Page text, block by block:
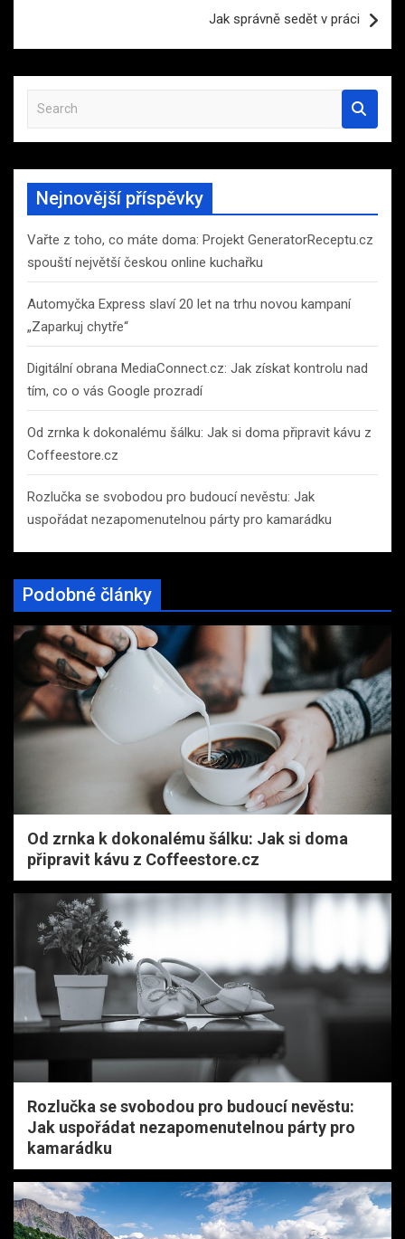
Jak správně sedět v práci
a
r
h
Nejnovější příspěvky
Vařte z toho, co máte doma: Projekt GeneratorReceptu.cz
spouští největší českou online kuchařku
Automyčka Express slaví 20 let na trhu novou kampaní
„Zaparkuj chytře“
Digitální obrana MediaConnect.cz: Jak získat kontrolu nad
tím, co o vás Google prozradí
Od zrnka k dokonalému šálku: Jak si doma připravit kávu z
Coffeestore.cz
Rozlučka se svobodou pro budoucí nevěstu: Jak
uspořádat nezapomenutelnou párty pro kamarádku
Podobné články
Od zrnka k dokonalému šálku: Jak si doma
připravit kávu z Coffeestore.cz
Rozlučka se svobodou pro budoucí nevěstu:
Jak uspořádat nezapomenutelnou párty pro
kamarádku